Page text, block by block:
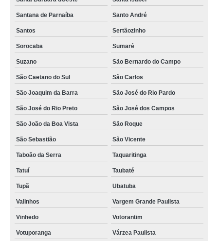
Santana de Parnaíba Santo André
Santos Sertãozinho
Sorocaba Sumaré
Suzano São Bernardo do Campo
São Caetano do Sul São Carlos
São Joaquim da Barra São José do Rio Pardo
São José do Rio Preto São José dos Campos
São João da Boa Vista São Roque
São Sebastião São Vicente
Taboão da Serra Taquaritinga
Tatuí Taubaté
Tupã Ubatuba
Valinhos Vargem Grande Paulista
Vinhedo Votorantim
Votuporanga
Várzea Paulista